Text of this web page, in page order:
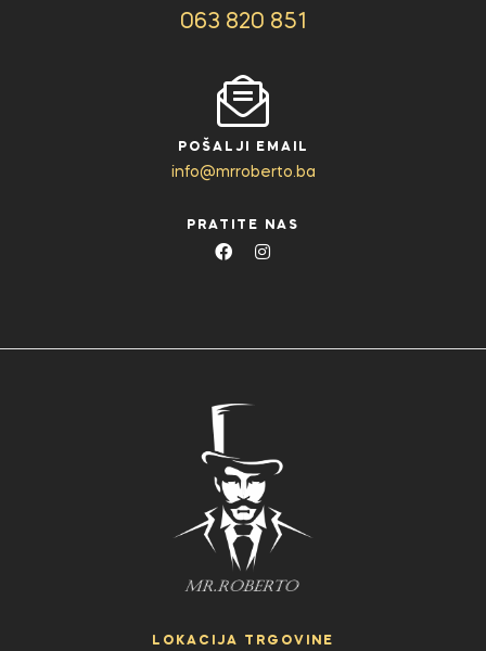
063 820 851
POŠALJI EMAIL
info@mrroberto.ba
PRATITE NAS
LOKACIJA TRGOVINE